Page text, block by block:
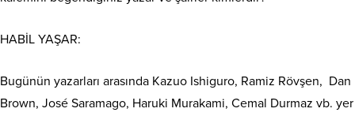
HABİL YAŞAR:
Bugünün yazarları arasında Kazuo Ishiguro, Ramiz Rövşen, Dan
Brown, José Saramago, Haruki Murakami, Cemal Durmaz vb. yer